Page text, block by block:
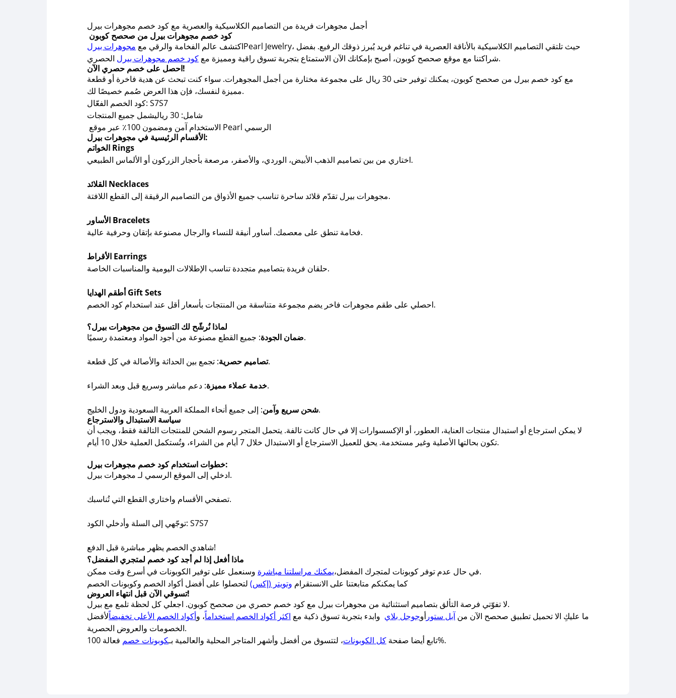
أجمل مجوهرات فريدة من التصاميم الكلاسيكية والعصرية مع كود خصم مجوهرات بيرل
كود خصم مجوهرات بيرل من صحصح كوبون
اكتشف عالم الفخامة والرقي مع مجوهرات بيرل
Pearl Jewelry، حيث تلتقي التصاميم الكلاسيكية بالأناقة العصرية في تناغم فريد يُبرز ذوقك الرفيع. بفضل
شراكتنا مع موقع صحصح كوبون، أصبح بإمكانك الآن الاستمتاع بتجربة تسوق راقية ومميزة مع كود خصم مجوهرات بيرل
الحصري.
احصل على خصم حصري الآن!
مع كود خصم بيرل من صحصح كوبون، يمكنك توفير حتى 30 ريال على مجموعة مختارة من أجمل المجوهرات. سواء كنت تبحث عن هدية فاخرة أو قطعة
مميزة لنفسك، فإن هذا العرض صُمم خصيصًا لك.
كود الخصم الفعّال: S7S7
شامل: 30 رياليشمل جميع المنتجات
الاستخدام آمن ومضمون 100٪ عبر موقع Pearl الرسمي
الأقسام الرئيسية في مجوهرات بيرل:
الخواتم Rings
اختاري من بين تصاميم الذهب الأبيض، الوردي، والأصفر، مرصعة بأحجار الزركون أو الألماس الطبيعي.
القلائد Necklaces
مجوهرات بيرل تقدّم قلائد ساحرة تناسب جميع الأذواق من التصاميم الرقيقة إلى القطع اللافتة.
الأساور Bracelets
فخامة تنطق على معصمك. أساور أنيقة للنساء والرجال مصنوعة بإتقان وحرفية عالية.
الأقراط Earrings
حلقان فريدة بتصاميم متجددة تناسب الإطلالات اليومية والمناسبات الخاصة.
أطقم الهدايا Gift Sets
احصلي على طقم مجوهرات فاخر يضم مجموعة متناسقة من المنتجات بأسعار أقل عند استخدام كود الخصم.
لماذا نُرشّح لك التسوق من مجوهرات بيرل؟
ضمان الجودة: جميع القطع مصنوعة من أجود المواد ومعتمدة رسميًا.
تصاميم حصرية: تجمع بين الحداثة والأصالة في كل قطعة.
خدمة عملاء مميزة: دعم مباشر وسريع قبل وبعد الشراء.
شحن سريع وآمن: إلى جميع أنحاء المملكة العربية السعودية ودول الخليج.
لا يمكن استرجاع أو استبدال منتجات العناية، العطور، أو الإكسسوارات إلا في حال كانت تالفة. يتحمل المتجر رسوم الشحن للمنتجات التالفة فقط، ويجب أن
تكون بحالتها الأصلية وغير مستخدمة. يحق للعميل الاسترجاع أو الاستبدال خلال 7 أيام من الشراء، وتُستكمل العملية خلال 10 أيام.
خطوات استخدام كود خصم مجوهرات بيرل:
ادخلي إلى الموقع الرسمي لـ مجوهرات بيرل.
تصفحي الأقسام واختاري القطع التي تُناسبك.
توجّهي إلى السلة وأدخلي الكود: S7S7
شاهدي الخصم يظهر مباشرة قبل الدفع!
ماذا أفعل إذا لم أجد كود خصم لمتجري المفضل؟
في حال عدم توفر كوبونات لمتجرك المفضل،يمكنك مراسلتنا مباشرة
وسنعمل على توفير الكوبونات في أسرع وقت ممكن.
كما يمكنكم متابعتنا على الانستقرام وتويتر (إكس) لتحصلوا على أفضل أكواد الخصم وكوبونات الخصم
تسوقي الآن قبل انتهاء العروض!
لا تفوّتي فرصة التألق بتصاميم استثنائية من مجوهرات بيرل مع كود خصم حصري من صحصح كوبون. اجعلي كل لحظة تلمع مع بيرل.
ما عليكِ الا تحميل تطبيق صحصح الآن من آبل ستور أوجوجل بلاي وابدء بتجربة تسوق ذكية مع اكثر أكواد الخصم استخداماً، وأكواد الخصم الأعلى تخفيضاًلأفضل
الخصومات والعروض الحصرية.
تابع أيضا صفحة كل الكوبونات، لتتسوق من أفضل وأشهر المتاجر المحلية والعالمية بـكوبونات خصم فعالة 100%.